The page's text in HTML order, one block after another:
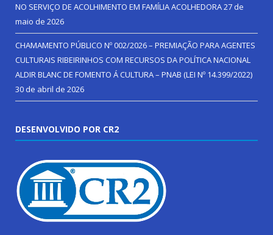
NO SERVIÇO DE ACOLHIMENTO EM FAMÍLIA ACOLHEDORA27 de
maio de 2026
CHAMAMENTO PÚBLICO Nº 002/2026 – PREMIAÇÃO PARA AGENTES
CULTURAIS RIBEIRINHOS COM RECURSOS DA POLÍTICA NACIONAL
ALDIR BLANC DE FOMENTO Á CULTURA – PNAB (LEI Nº 14.399/2022)
30 de abril de 2026
DESENVOLVIDO POR CR2